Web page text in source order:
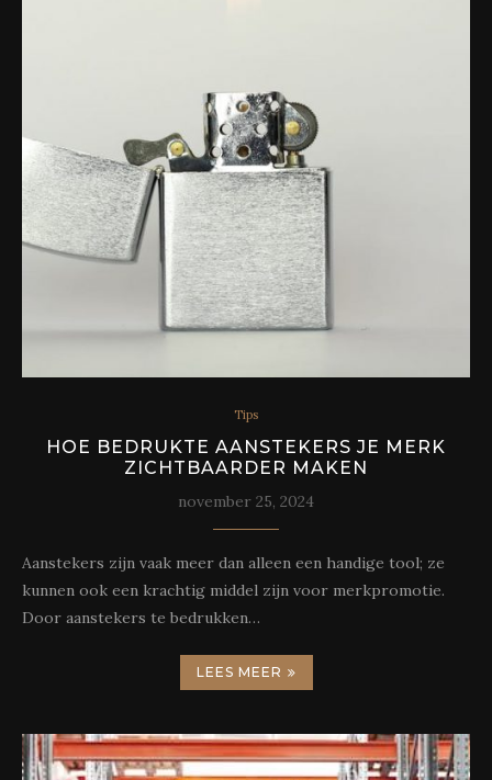
Tips
HOE BEDRUKTE AANSTEKERS JE MERK
ZICHTBAARDER MAKEN
november 25, 2024
Aanstekers zijn vaak meer dan alleen een handige tool; ze
kunnen ook een krachtig middel zijn voor merkpromotie.
Door aanstekers te bedrukken…
LEES MEER